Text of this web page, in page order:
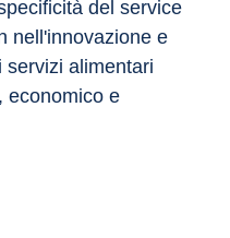
del service
nell'innovazione e
servizi alimentari
economico e